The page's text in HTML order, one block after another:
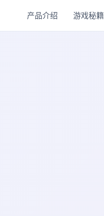
产品介绍 游戏秘籍